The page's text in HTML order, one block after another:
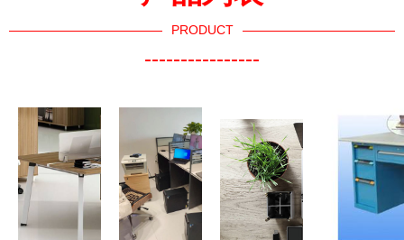
PRODUCT
----------------